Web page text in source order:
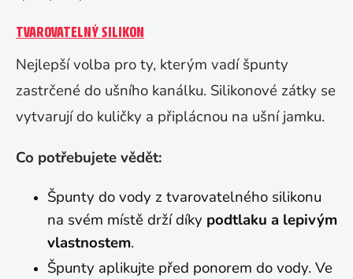
TVAROVATELNÝ SILIKON
Nejlepší volba pro ty, kterým vadí špunty
zastrčené do ušního kanálku. Silikonové zátky se
vytvarují do kuličky a připlácnou na ušní jamku.
Co potřebujete vědět:
Špunty do vody z tvarovatelného silikonu
na svém místě drží díky podtlaku a lepivým
vlastnostem.
Špunty aplikujte před ponorem do vody. Ve